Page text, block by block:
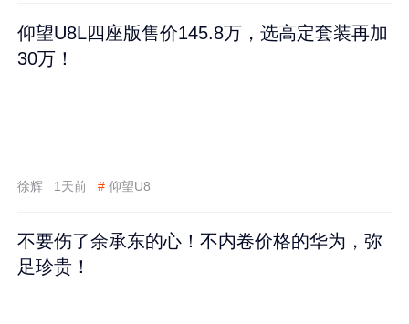
仰望U8L四座版售价145.8万，选高定套装再加
30万！
徐辉 1天前 # 仰望U8
不要伤了余承东的心！不内卷价格的华为，弥
足珍贵！